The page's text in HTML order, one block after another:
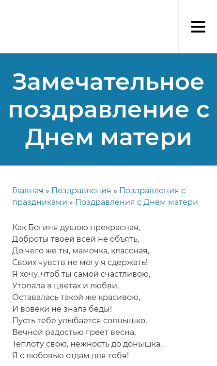
Замечательное
поздравление с
Днем матери
Строка
Главная Поздравления
Поздравления с
праздниками
Поздравления с Днем матери
Как Богиня душою прекрасная,
Доброты твоей всей не объять,
До чего же ты, мамочка, классная,
Своих чувств не могу я сдержать!
Я хочу, чтоб ты самой счастливою,
Утопала в цветах и любви,
Оставалась такой же красивою,
И вовеки не знала беды!
Пусть тебе улыбается солнышко,
Вечной радостью греет весна,
Теплоту свою, нежность до донышка,
Я с любовью отдам для тебя!